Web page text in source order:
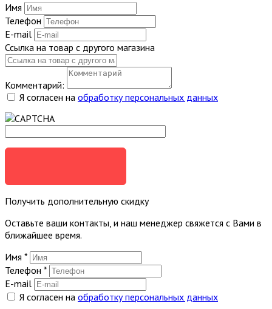
Имя
Телефон
E-mail
Ссылка на товар с другого магазина
Комментарий:
Я согласен на обработку персональных данных
Получить дополнительную скидку
Оставьте ваши контакты, и наш менеджер свяжется с Вами в
ближайшее время.
Имя *
Телефон *
E-mail
Я согласен на обработку персональных данных